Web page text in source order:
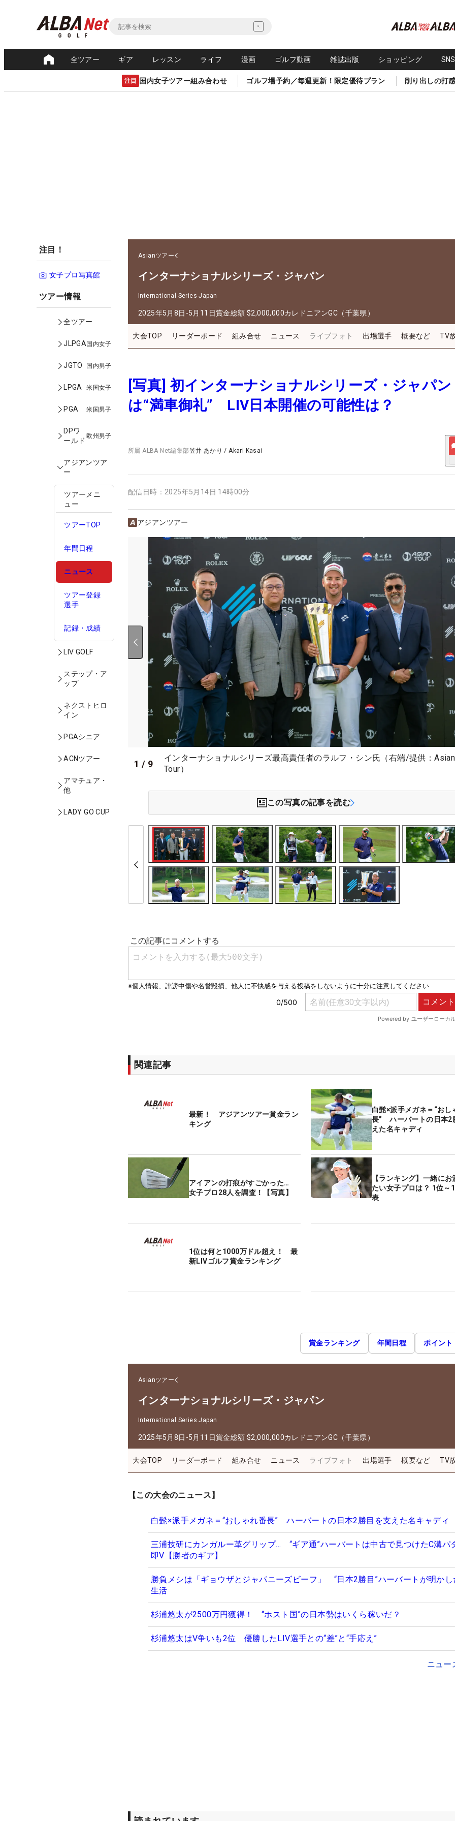
全ツアー ギア レッスン ライフ 漫画 ゴルフ動画 雑誌出版 ショッピング
注目 国内女子ツアー組み合わせ ゴルフ場予約／毎週更新！限定優待プラン 削り出しの打
注目！
女子プロ写真館
ツアー情報
全ツアー
JLPGA国内女子
JGTO 国内男子
LPGA 米国女子
PGA 米国男子
DPワ
ールド
欧州男子
アジアンツア
ー
ツアーメニ
ュー
ツアーTOP
年間日程
ニュース
ツアー登録
選手
記録・成績
LIV GOLF
ステップ・ア
ップ
ネクストヒロ
イン
PGAシニア
ACNツアー
アマチュア・
他
LADY GO CUP
Asianツアー
インターナショナルシリーズ・ジャパン
International Series Japan
2025年5月8日-5月11日賞金総額 $2,000,000カレドニアンGC（千葉県）
大会TOP リーダーボード 組み合せ ニュース ライブフォト 出場選手 概要など TV
[写真] 初インターナショナルシリーズ・ジャパン
は“満車御礼” LIV日本開催の可能性は？
所属ALBA Net編集部笠井 あかり /Akari Kasai
配信日時： 2025年5月14日 14時00分
アジアンツアー
1 / 9
インターナショナルシリーズ最高責任者のラルフ・シン氏（右端/提供：Asian
Tour）
この写真の記事を読む
関連記事
最新！ アジアンツアー賞金ラン
キング
白髭×派手メガネ＝“おし
長” ハーバートの日本2
えた名キャディ
アイアンの打痕がすごかった…
女子プロ28人を調査！【写真】
【ランキング】一緒に
たい女子プロは？ 1位～
表
1位は何と1000万ドル超え！ 最
新LIVゴルフ賞金ランキング
賞金ランキング 年間日程 ポイント
Asianツアー
インターナショナルシリーズ・ジャパン
International Series Japan
2025年5月8日-5月11日賞金総額 $2,000,000カレドニアンGC（千葉県）
大会TOP リーダーボード 組み合せ ニュース ライブフォト 出場選手 概要など TV
【この大会のニュース】
白髭×派手メガネ＝“おしゃれ番長” ハーバートの日本2勝目を支えた名キャディ
三浦技研にカンガルー革グリップ… “ギア通”ハーバートは中古で見つけたC溝パ
即V【勝者のギア】
勝負メシは「ギョウザとジャパニーズビーフ」 “日本2勝目”ハーバートが明か
生活
杉浦悠太が2500万円獲得！ “ホスト国”の日本勢はいくら稼いだ？
杉浦悠太はV争いも2位 優勝したLIV選手との“差”と“手応え”
ニュー